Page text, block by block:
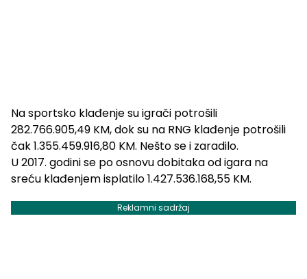
Na sportsko klađenje su igrači potrošili
282.766.905,49 KM, dok su na RNG klađenje potrošili
čak 1.355.459.916,80 KM. Nešto se i zaradilo.
U 2017. godini se po osnovu dobitaka od igara na
sreću klađenjem isplatilo 1.427.536.168,55 KM.
Reklamni sadržaj